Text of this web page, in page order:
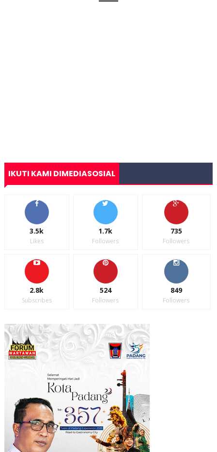
IKUTI KAMI DIMEDIASOSIAL
3.5k
Likes
1.7k
Followers
735
Followers
2.8k
Subscribes
524
Followers
849
Followers